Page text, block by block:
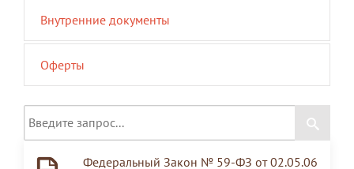
Внутренние документы
Оферты
Федеральный Закон № 59-ФЗ от 02.05.06